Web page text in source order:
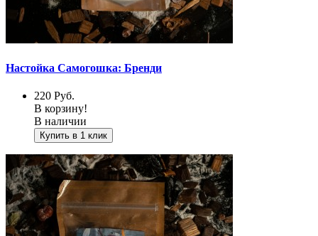
Настойка Самогошка: Бренди
220 Руб.
В корзину!
В наличии
Купить в 1 клик